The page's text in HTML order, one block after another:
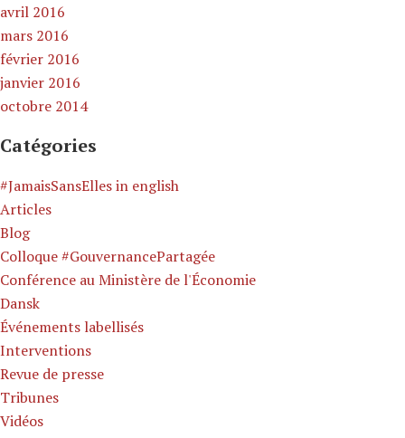
avril 2016
mars 2016
février 2016
janvier 2016
octobre 2014
Catégories
#JamaisSansElles in english
Articles
Blog
Colloque #GouvernancePartagée
Conférence au Ministère de l'Économie
Dansk
Événements labellisés
Interventions
Revue de presse
Tribunes
Vidéos